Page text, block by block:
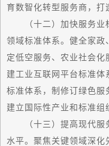
育数智化转型服务商，打
（十二）加快服务业
领域标准体系。健全家政
定低空服务、农业社会化
建工业互联网平台标准
标准体系，制修订绿色服
建立国际性产业和标准组
（十三）提高现代服
水平。聚焦关键领域深化